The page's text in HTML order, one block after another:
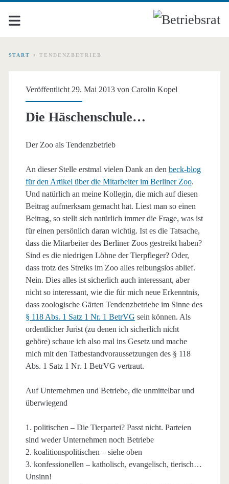
START > TENDENZBETRIEB
Schlagwort:
Veröffentlicht 29. Mai 2013 von Carolin Kopel
Die Häschenschule…
Der Zoo als Tendenzbetrieb
An dieser Stelle erstmal vielen Dank an den beck-blog
für den Artikel über die Mitarbeiter im Berliner Zoo.
Und natürlich an meine Kollegin, die mich auf diesen
Beitrag aufmerksam gemacht hat. Liest man so einen
Beitrag, so stellt sich natürlich immer die Frage, was ist
für einen persönlich daran wichtig. Ist es die Tatsache,
dass die Mitarbeiter des Berliner Zoos gestreikt haben?
Sind es die niedrigen Löhne der Tierpfleger? Oder,
dass trotz des Streiks im Zoo alles reibungslos ablief.
Nein. Dies alles ist sicherlich auch interessant, aber
nicht so interessant, wie die für mich neue Erkenntnis,
dass zoologische Gärten Tendenzbetriebe im Sinne des
§ 118 Abs. 1 Satz 1 Nr. 1 BetrVG sein können. Als
ordentlicher Jurist (zu denen ich sicherlich nicht
gehöre) schaue ich also mal ins Gesetz und mache
mich mit den Tatbestandvoraussetzungen des § 118
Abs. 1 Satz 1 Nr. 1 BetrVG vertraut.
Auf Unternehmen und Betriebe, die unmittelbar und
überwiegend
1. politischen – Die Tierpartei? Passt nicht. Parteien
sind weder Unternehmen noch Betriebe
2. koalitionspolitischen – siehe oben
3. konfessionellen – katholisch, evangelisch, tierisch…
Unsinn!